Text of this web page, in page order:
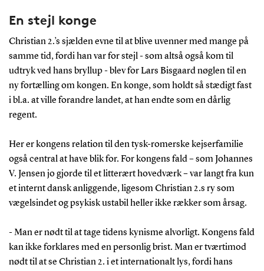
En stejl konge
Christian 2.’s sjælden evne til at blive uvenner med mange på
samme tid, fordi han var for stejl - som altså også kom til
udtryk ved hans bryllup - blev for Lars Bisgaard nøglen til en
ny fortælling om kongen. En konge, som holdt så stædigt fast
i bl.a. at ville forandre landet, at han endte som en dårlig
regent.
Her er kongens relation til den tysk-romerske kejserfamilie
også central at have blik for. For kongens fald – som Johannes
V. Jensen jo gjorde til et litterært hovedværk – var langt fra kun
et internt dansk anliggende, ligesom Christian 2.s ry som
vægelsindet og psykisk ustabil heller ikke rækker som årsag.
- Man er nødt til at tage tidens kynisme alvorligt. Kongens fald
kan ikke forklares med en personlig brist. Man er tværtimod
nødt til at se Christian 2. i et internationalt lys, fordi hans